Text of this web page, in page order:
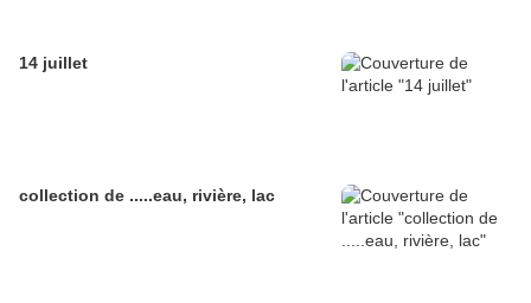
14 juillet
collection de .....eau, rivière, lac